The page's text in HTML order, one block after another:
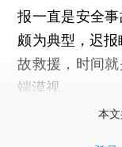
报一直是安全
颇为典型，迟
故救援，时间
端漠视。
本